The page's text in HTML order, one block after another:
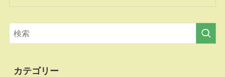
カテゴリー